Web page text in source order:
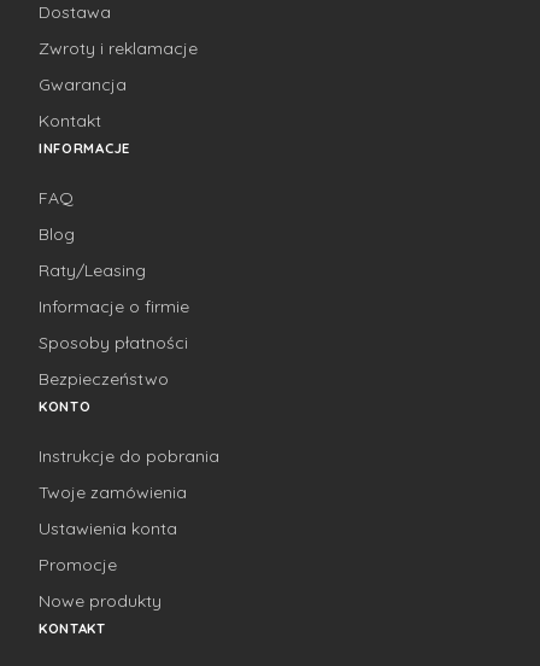
Dostawa
Zwroty i reklamacje
Gwarancja
Kontakt
INFORMACJE
FAQ
Blog
Raty/Leasing
Informacje o firmie
Sposoby płatności
Bezpieczeństwo
KONTO
Instrukcje do pobrania
Twoje zamówienia
Ustawienia konta
Promocje
Nowe produkty
KONTAKT